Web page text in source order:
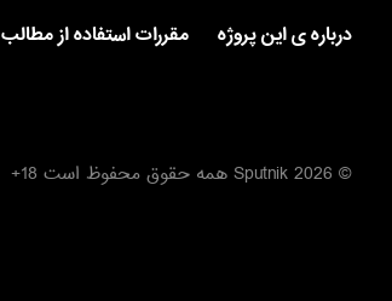
درباره ی این پروژه مقررات استفاده از مطالب
© 2026 Sputnik همه حقوق محفوظ است 18+